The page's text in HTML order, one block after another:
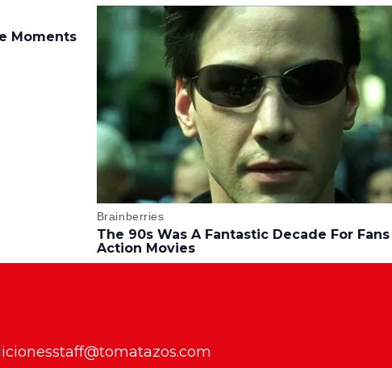
staff@tomatazos.com